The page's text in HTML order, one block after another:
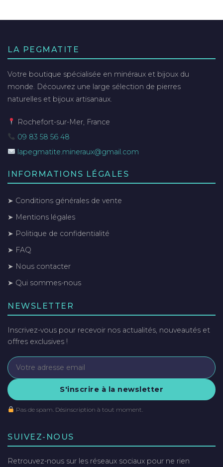
LA PEGMATITE
Votre boutique spécialisée en minéraux et bijoux du
monde. Découvrez une large sélection de pierres
naturelles et bijoux artisanaux.
Rochefort-sur-Mer, France
09 83 58 56 48
lapegmatite.mineraux@gmail.com
INFORMATIONS LÉGALES
➤ Conditions générales de vente
➤ Mentions légales
➤ Politique de confidentialité
➤ FAQ
➤ Nous contacter
➤ Qui sommes-nous
NEWSLETTER
Inscrivez-vous pour recevoir nos actualités, nouveautés et
offres exclusives !
S'inscrire à la newsletter
Pas de spam. Désinscription à tout moment.
SUIVEZ-NOUS
Retrouvez-nous sur les réseaux sociaux pour ne rien